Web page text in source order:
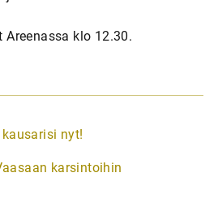
klo 12.30.
nyt!
karsintoihin